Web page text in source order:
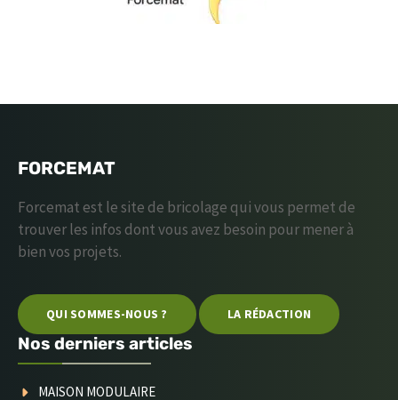
FORCEMAT
Forcemat est le site de bricolage qui vous permet de
trouver les infos dont vous avez besoin pour mener à
bien vos projets.
QUI SOMMES-NOUS ? LA RÉDACTION
Nos derniers articles
MAISON MODULAIRE